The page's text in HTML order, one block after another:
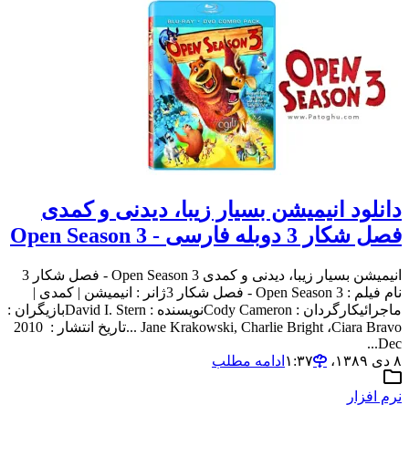
دانلود انیمیشن بسیار زیبا، دیدنی و کمدی
فصل شکار 3 دوبله فارسی - Open Season 3
انیمیشن بسیار زیبا، دیدنی و کمدی Open Season 3 - فصل شکار 3
نام فیلم : Open Season 3 - فصل شکار 3ژانر : انیمیشن | کمدی |
ماجرائیکارگردان : Cody Cameronنویسنده : David I. Sternبازیگران :
Dec...
۸ دی ۱۳۸۹،‏ ۱:۳۷
ادامه مطلب
نرم افزار